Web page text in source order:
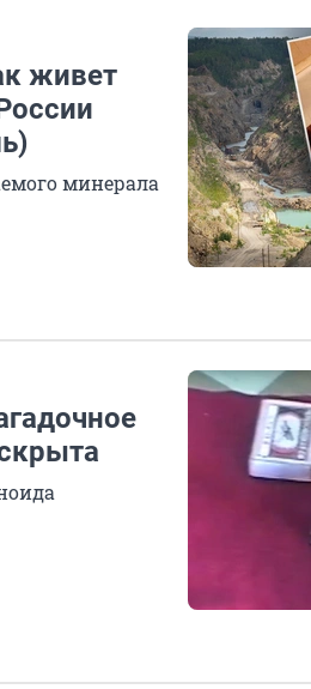
живет
минерала